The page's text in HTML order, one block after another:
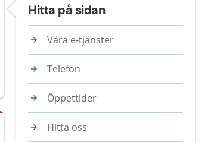
Hitta på sidan
Våra e-tjänster
Telefon
Öppettider
Hitta oss